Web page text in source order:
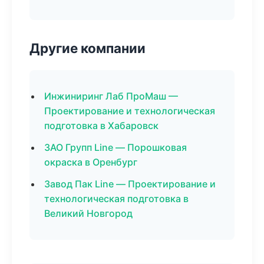
Другие компании
Инжиниринг Лаб ПроМаш —
Проектирование и технологическая
подготовка в Хабаровск
ЗАО Групп Line — Порошковая
окраска в Оренбург
Завод Пак Line — Проектирование и
технологическая подготовка в
Великий Новгород